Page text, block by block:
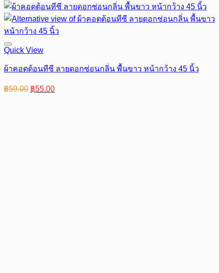
Quick View
ผ้าคอตต้อนทีซี ลายดอกซ่อนกลิ่น พื้นขาว หน้ากว้าง 45 นิ้ว
฿59.00 Original
price
฿55.00Current
price